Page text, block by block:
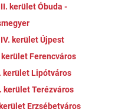
kerület Óbuda -
IV. kerület Újpest
kerület Ferencváros
kerület Lipótváros
kerület Terézváros
Erzsébetváros